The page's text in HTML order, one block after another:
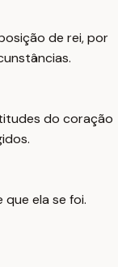
de rei, por
do coração
ela se foi.